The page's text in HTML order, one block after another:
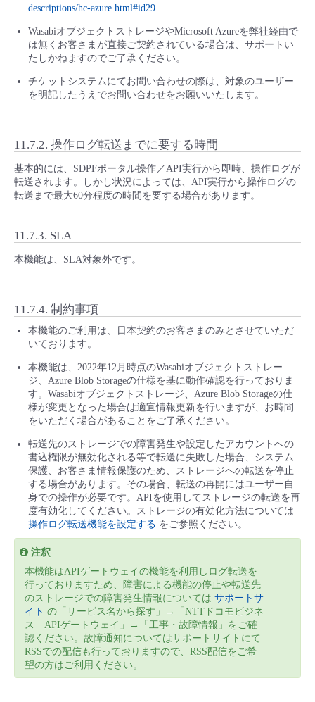
descriptions/hc-azure.html#id29
WasabiオブジェクトストレージやMicrosoft Azureを弊社経由で
は無くお客さまが直接ご契約されている場合は、サポートい
たしかねますのでご了承ください。
チケットシステムにてお問い合わせの際は、対象のユーザー
を明記したうえでお問い合わせをお願いいたします。
11.7.2. 操作ログ転送までに要する時間
基本的には、SDPFポータル操作／API実行から即時、操作ログが
転送されます。しかし状況によっては、API実行から操作ログの
転送まで最大60分程度の時間を要する場合があります。
11.7.3. SLA
本機能は、SLA対象外です。
11.7.4. 制約事項
本機能のご利用は、日本契約のお客さまのみとさせていただ
いております。
本機能は、2022年12月時点のWasabiオブジェクトストレー
ジ、Azure Blob Storageの仕様を基に動作確認を行っておりま
す。Wasabiオブジェクトストレージ、Azure Blob Storageの仕
様が変更となった場合は適宜情報更新を行いますが、お時間
をいただく場合があることをご了承ください。
転送先のストレージでの障害発生や設定したアカウントへの
書込権限が無効化される等で転送に失敗した場合、システム
保護、お客さま情報保護のため、ストレージへの転送を停止
する場合があります。その場合、転送の再開にはユーザー自
身での操作が必要です。APIを使用してストレージの転送を再
度有効化してください。ストレージの有効化方法については
操作ログ転送機能を設定する をご参照ください。
注釈
本機能はAPIゲートウェイの機能を利用しログ転送を
行っておりますため、障害による機能の停止や転送先
のストレージでの障害発生情報については サポートサ
イト の「サービス名から探す」→「NTTドコモビジネ
ス APIゲートウェイ」→「工事・故障情報」をご確
認ください。故障通知についてはサポートサイトにて
RSSでの配信も行っておりますので、RSS配信をご希
望の方はご利用ください。